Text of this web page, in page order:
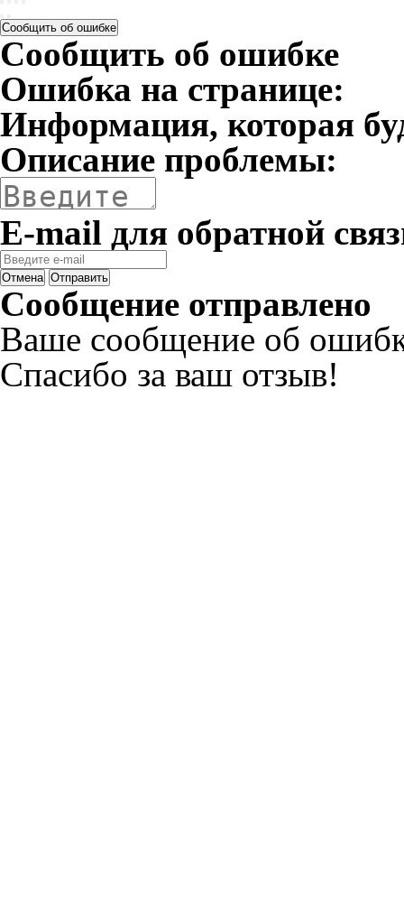
Сообщить об ошибке
Сообщить об ошибке
Ошибка на странице:
Информация, которая
Описание проблемы:
E-mail для обратной
Отмена Отправить
Сообщение отправлено
Ваше сообщение об
Спасибо за ваш отзыв!